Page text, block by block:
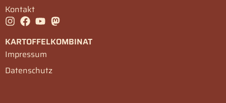
Kontakt
KARTOFFELKOMBINAT
Impressum
Datenschutz